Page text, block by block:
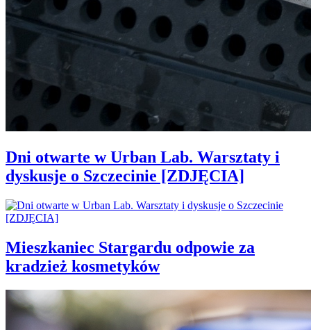
Dni otwarte w Urban Lab. Warsztaty i
dyskusje o Szczecinie [ZDJĘCIA]
Mieszkaniec Stargardu odpowie za
kradzież kosmetyków